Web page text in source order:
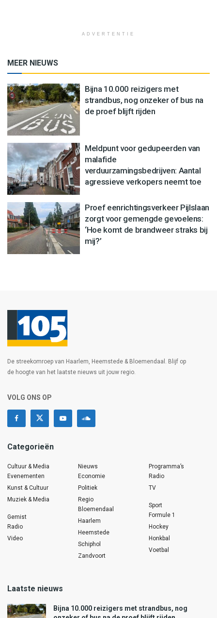
ADVERTENTIE
MEER NIEUWS
Bijna 10.000 reizigers met
strandbus, nog onzeker of bus na
de proef blijft rijden
Meldpunt voor gedupeerden van
malafide
verduurzamingsbedrijven: Aantal
agressieve verkopers neemt toe
Proef eenrichtingsverkeer Pijlslaan
zorgt voor gemengde gevoelens:
‘Hoe komt de brandweer straks bij
mij?’
De streekomroep van Haarlem, Heemstede & Bloemendaal. Blijf op
de hoogte van het laatste nieuws uit jouw regio.
VOLG ONS OP
Categorieën
Cultuur & Media
Evenementen
Kunst & Cultuur
Muziek & Media
Gemist
Radio
Video
Nieuws
Economie
Politiek
Regio
Bloemendaal
Haarlem
Heemstede
Schiphol
Zandvoort
Programma’s
Radio
TV
Sport
Formule 1
Hockey
Honkbal
Voetbal
Laatste nieuws
Bijna 10.000 reizigers met strandbus, nog